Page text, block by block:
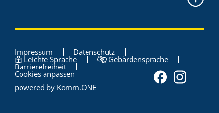
Impressum Datenschutz
Leichte Sprache Gebärdensprache
Barrierefreiheit
Cookies anpassen
powered by Komm.ONE